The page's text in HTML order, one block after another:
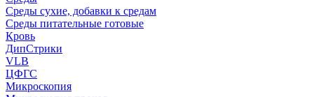
Среды сухие, добавки к средам
Среды питательные готовые
Кровь
ДипСтрики
VLB
ЦФГС
Микроскопия